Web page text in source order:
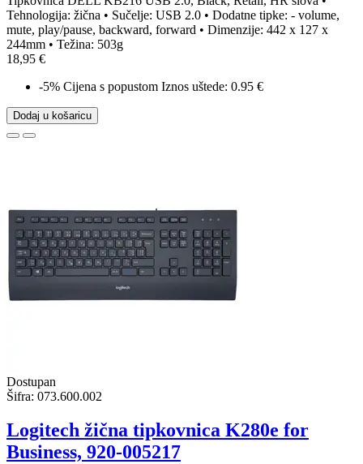
Tehnologija: žična • Sučelje: USB 2.0 • Dodatne tipke: - volume,
mute, play/pause, backward, forward • Dimenzije: 442 x 127 x
244mm • Težina: 503g
18,95 €
-5% Cijena s popustom Iznos uštede: 0.95 €
Dodaj u košaricu
Dostupan
Šifra: 073.600.002
Logitech žična tipkovnica K280e for
Business, 920-005217